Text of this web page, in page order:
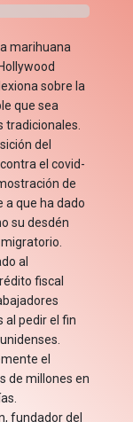
marihuana
sobre la
que sea
del
el covid-
de
a que ha dado
su desdén
al
fiscal
al pedir el fin
el
de millones en
fundador del